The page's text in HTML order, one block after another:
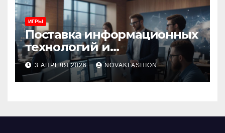
ИГРЫ
Поставка информационных
технологий и
инновационные решения
3 АПРЕЛЯ 2026 NOVAKFASHION